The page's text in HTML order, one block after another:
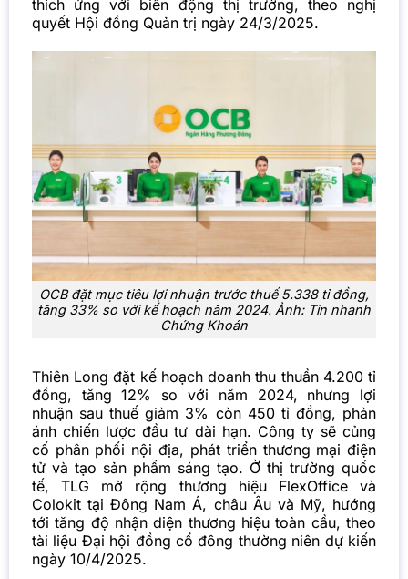
thích ứng với biến động thị trường, theo nghị
quyết Hội đồng Quản trị ngày 24/3/2025.
OCB đặt mục tiêu lợi nhuận trước thuế 5.338 tỉ đồng,
tăng 33% so với kế hoạch năm 2024. Ảnh: Tin nhanh
Chứng Khoán
Thiên Long đặt kế hoạch doanh thu thuần 4.200 tỉ
đồng, tăng 12% so với năm 2024, nhưng lợi
nhuận sau thuế giảm 3% còn 450 tỉ đồng, phản
ánh chiến lược đầu tư dài hạn. Công ty sẽ củng
cố phân phối nội địa, phát triển thương mại điện
tử và tạo sản phẩm sáng tạo. Ở thị trường quốc
tế, TLG mở rộng thương hiệu FlexOffice và
Colokit tại Đông Nam Á, châu Âu và Mỹ, hướng
tới tăng độ nhận diện thương hiệu toàn cầu, theo
tài liệu Đại hội đồng cổ đông thường niên dự kiến
ngày 10/4/2025.